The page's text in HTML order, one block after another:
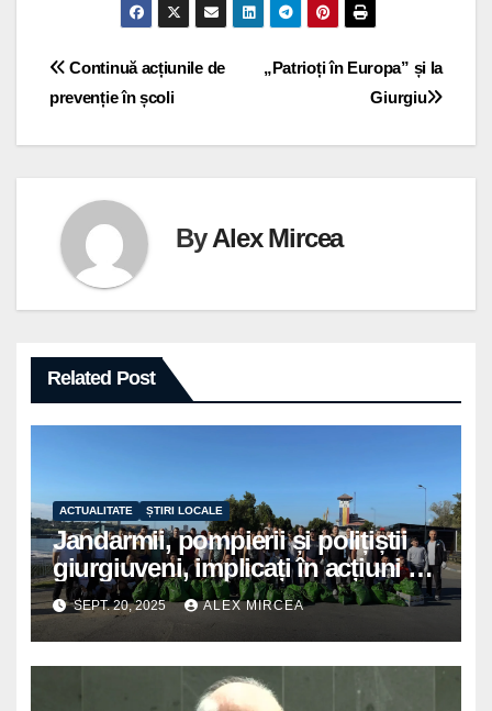
Navigare
în
„Patrioți în Europa” și la
Giurgiu
Continuă acțiunile de
prevenție în școli
ByAlex Mircea
Related Post
ACTUALITATE ȘTIRI LOCALE
Jandarmii, pompierii și polițiștii
giurgiuveni, implicați în acțiuni de
voluntariat pentru un oraș mai
curat
SEPT. 20, 2025 ALEX MIRCEA